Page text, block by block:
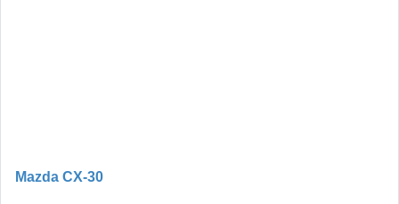
Mazda CX-30